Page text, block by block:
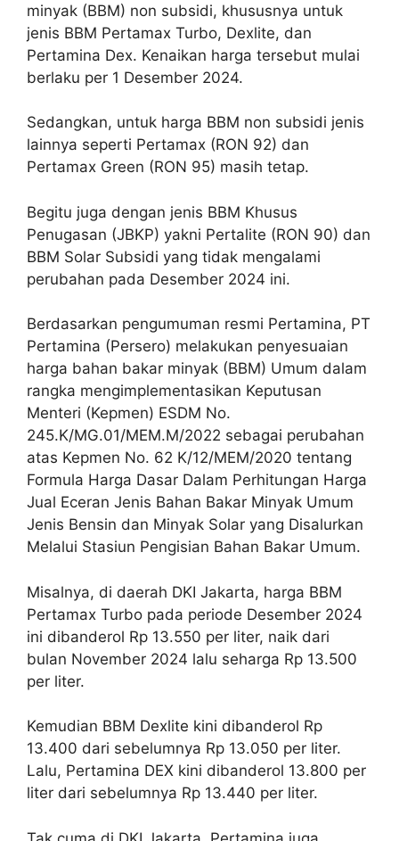
minyak (BBM) non subsidi, khususnya untuk
jenis BBM Pertamax Turbo, Dexlite, dan
Pertamina Dex. Kenaikan harga tersebut mulai
berlaku per 1 Desember 2024.
Sedangkan, untuk harga BBM non subsidi jenis
lainnya seperti Pertamax (RON 92) dan
Pertamax Green (RON 95) masih tetap.
Begitu juga dengan jenis BBM Khusus
Penugasan (JBKP) yakni Pertalite (RON 90) dan
BBM Solar Subsidi yang tidak mengalami
perubahan pada Desember 2024 ini.
Berdasarkan pengumuman resmi Pertamina, PT
Pertamina (Persero) melakukan penyesuaian
harga bahan bakar minyak (BBM) Umum dalam
rangka mengimplementasikan Keputusan
Menteri (Kepmen) ESDM No.
245.K/MG.01/MEM.M/2022 sebagai perubahan
atas Kepmen No. 62 K/12/MEM/2020 tentang
Formula Harga Dasar Dalam Perhitungan Harga
Jual Eceran Jenis Bahan Bakar Minyak Umum
Jenis Bensin dan Minyak Solar yang Disalurkan
Melalui Stasiun Pengisian Bahan Bakar Umum.
Misalnya, di daerah DKI Jakarta, harga BBM
Pertamax Turbo pada periode Desember 2024
ini dibanderol Rp 13.550 per liter, naik dari
bulan November 2024 lalu seharga Rp 13.500
per liter.
Kemudian BBM Dexlite kini dibanderol Rp
13.400 dari sebelumnya Rp 13.050 per liter.
Lalu, Pertamina DEX kini dibanderol 13.800 per
liter dari sebelumnya Rp 13.440 per liter.